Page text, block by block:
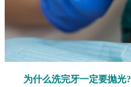
为什么洗完牙一定要抛光?